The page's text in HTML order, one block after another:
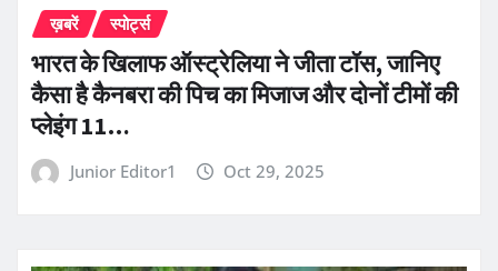
ख़बरें स्पोर्ट्स
भारत के खिलाफ ऑस्ट्रेलिया ने जीता टॉस, जानिए
कैसा है कैनबरा की पिच का मिजाज और दोनों टीमों की
प्लेइंग 11…
Junior Editor1 Oct 29, 2025